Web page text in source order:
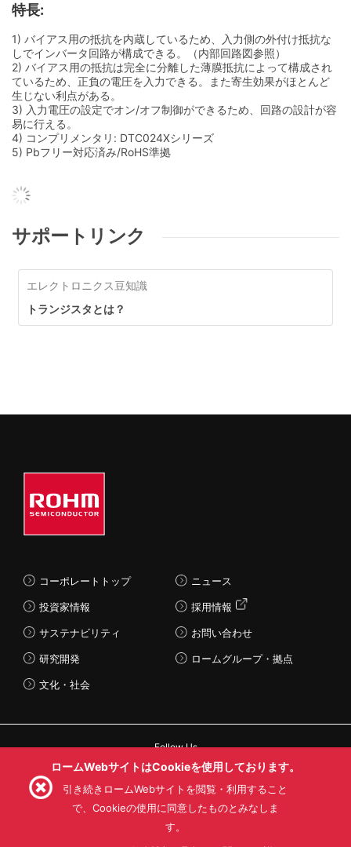
特長:
1) バイアス用の抵抗を内蔵しているため、入力側の外付け抵抗な
しでインバータ回路が構成できる。（内部回路図参照）
2) バイアス用の抵抗は完全に分離した薄膜抵抗によって構成され
ているため、正負の電圧を入力できる。また寄生効果がほとんど
生じない利点がある。
3) 入力電圧の設定でオン/オフ制御ができるため、回路の設計が容
易に行える。
4) コンプリメンタリ: DTC024Xシリーズ
5) Pbフリー対応済み/RoHS準拠
サポートリンク
エレクトロニクス豆知識
トランジスタとは？
コーポレートトップ
投資家情報
サステナビリティ
研究開発
文化・社会
ニュース
採用情報
お問い合わせ
ロームグループ・拠点
Follow Us
利用目的
ロームWebサイトはCookieを使用しております。
引き続きロームWebサイトを閲覧・利用すること
で、Cookieの使用に同意したものとみなしま
す。